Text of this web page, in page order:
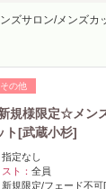
ズサロン/メンズカ
その他
規様限定☆メン
ト[武蔵小杉]
指定なし
ト： 全員
新規限定/フェード不